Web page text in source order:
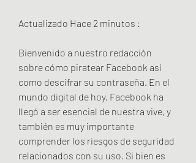
Actualizado Hace 2 minutos :
Bienvenido a nuestro redacción
sobre cómo piratear Facebook así
como descifrar su contraseña. En el
mundo digital de hoy, Facebook ha
llegó a ser esencial de nuestra vive, y
también es muy importante
comprender los riesgos de seguridad
relacionados con su uso. Si bien es